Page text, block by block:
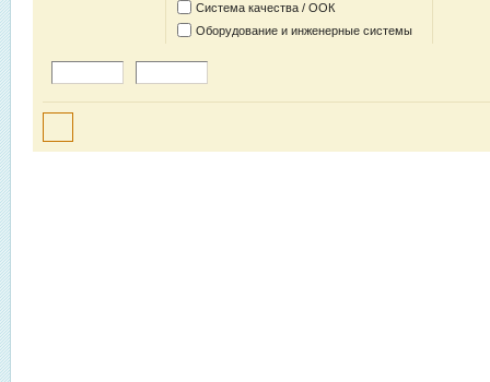
Система качества / ООК
Оборудование и инженерные системы